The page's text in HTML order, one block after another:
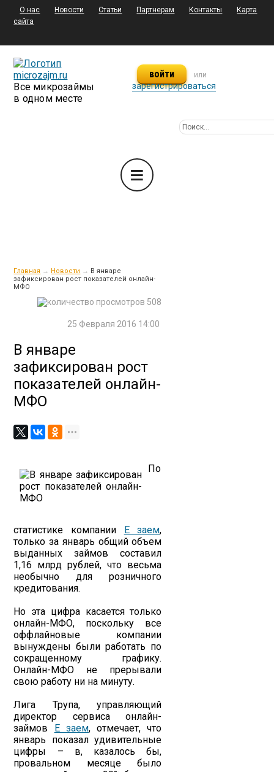
О нас Новости Статьи Партнерам Контакты
Карта
сайта
Все микрозаймы
в одном месте
войти или
зарегистрироваться
Главная → Новости → В январе
зафиксирован рост показателей онлайн-
МФО
508
25 Февраля 2016 14:00
В январе
зафиксирован рост
показателей онлайн-
МФО
По
статистике компании Е заем,
только за январь общий объем
выданных займов составил
1,16 млрд рублей, что весьма
необычно для розничного
кредитования.
Но эта цифра касается только
онлайн-МФО, поскольку все
оффлайновые компании
вынуждены были работать по
сокращенному графику.
Онлайн-МФО не прерывали
свою работу ни на минуту.
Лига Трупа, управляющий
директор сервиса онлайн-
займов Е заем, отмечает, что
январь показал удивительные
цифры – в, казалось бы,
провальном месяце было